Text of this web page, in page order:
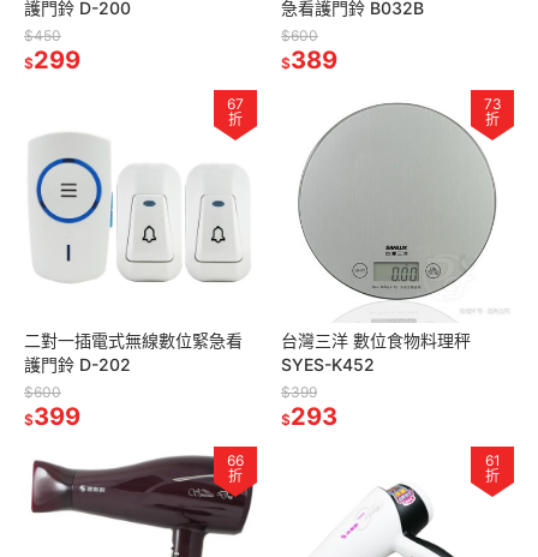
護門鈴 D-200
$450
$299
急看護門鈴 B032B
$600
$389
67
折
二對一插電式無線數位緊急看
護門鈴 D-202
$600
$399
73
折
台灣三洋 數位食物料理秤
SYES-K452
$399
$293
66
折
61
折